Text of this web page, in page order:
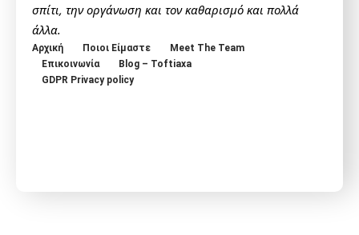
σπίτι, την οργάνωση και τον καθαρισμό και πολλά
άλλα.
Αρχική Ποιοι Είμαστε
Meet The Team
Επικοινωνία
Blog – Toftiaxa
GDPR Privacy policy